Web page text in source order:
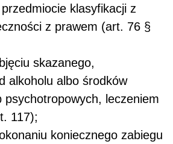
klasyfikacji z
z prawem (art. 76 §
skazanego,
alkoholu albo środków
psychotropowych, leczeniem
117);
koniecznego zabiegu